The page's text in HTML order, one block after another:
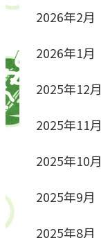
2026年2月
2026年1月
2025年12月
2025年11月
2025年10月
2025年9月
2025年8月